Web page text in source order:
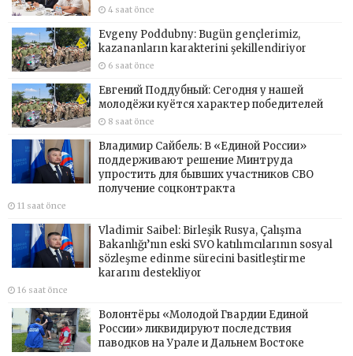
4 saat önce
Evgeny Poddubny: Bugün gençlerimiz,
kazananların karakterini şekillendiriyor
6 saat önce
Евгений Поддубный: Сегодня у нашей
молодёжи куётся характер победителей
8 saat önce
Владимир Сайбель: В «Единой России»
поддерживают решение Минтруда
упростить для бывших участников СВО
получение соцконтракта
11 saat önce
Vladimir Saibel: Birleşik Rusya, Çalışma
Bakanlığı’nın eski SVO katılımcılarının sosyal
sözleşme edinme sürecini basitleştirme
kararını destekliyor
16 saat önce
Волонтёры «Молодой Гвардии Единой
России» ликвидируют последствия
паводков на Урале и Дальнем Востоке